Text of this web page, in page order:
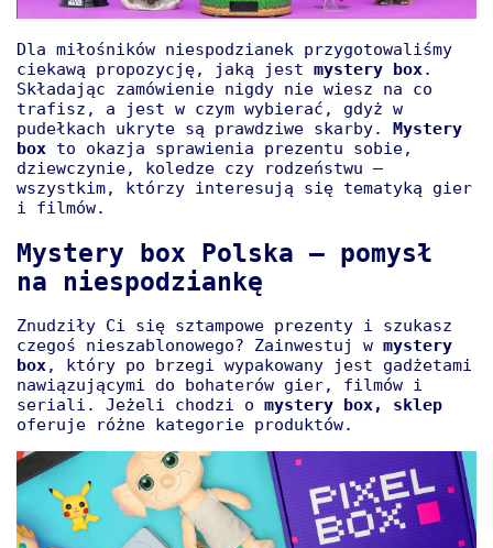
Dla miłośników niespodzianek przygotowaliśmy
ciekawą propozycję, jaką jest mystery box.
Składając zamówienie nigdy nie wiesz na co
trafisz, a jest w czym wybierać, gdyż w
pudełkach ukryte są prawdziwe skarby. Mystery
box to okazja sprawienia prezentu sobie,
dziewczynie, koledze czy rodzeństwu —
wszystkim, którzy interesują się tematyką gier
i filmów.
Mystery box Polska – pomysł
na niespodziankę
Znudziły Ci się sztampowe prezenty i szukasz
czegoś nieszablonowego? Zainwestuj w mystery
box, który po brzegi wypakowany jest gadżetami
nawiązującymi do bohaterów gier, filmów i
seriali. Jeżeli chodzi o mystery box, sklep
oferuje różne kategorie produktów.